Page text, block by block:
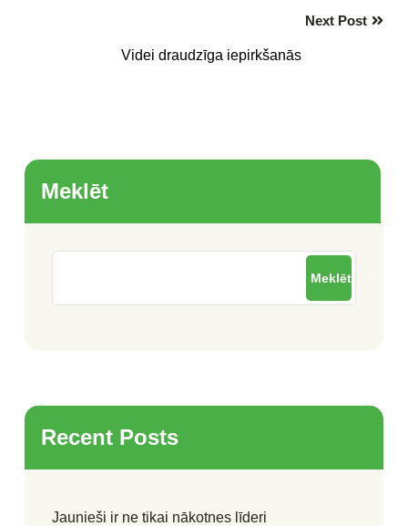
Next Post
Videi draudzīga iepirkšanās
Meklēt
Meklēt
Recent Posts
Jaunieši ir ne tikai nākotnes līderi